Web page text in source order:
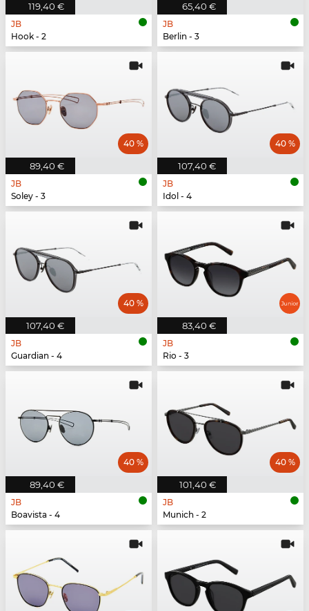
119,40 €
JB
Hook - 2
65,40 €
JB
Berlin - 3
89,40 €
40 %
JB
Soley - 3
107,40 €
40 %
JB
Idol - 4
107,40 €
40 %
JB
Guardian - 4
83,40 €
JB
Rio - 3
89,40 €
40 %
JB
Boavista - 4
101,40 €
40 %
JB
Munich - 2